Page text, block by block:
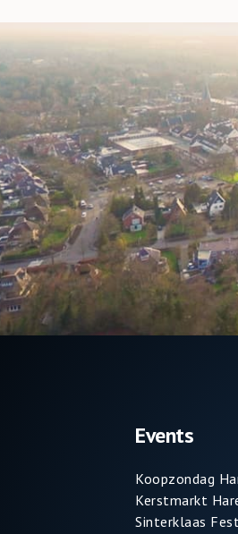
Events
Koopzondag
Kerstmarkt
Sinterklaas